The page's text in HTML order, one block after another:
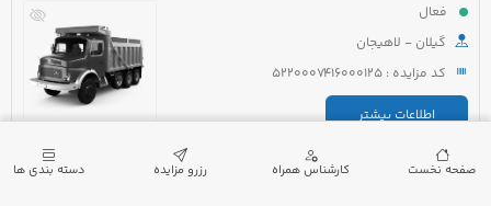
فعال
گیلان - لاهیجان
کد مزایده : 5220007416000125
اطلاعات بیشتر
صفحه نخست کارشناس همراه رزرو مزایده دسته بندی ها